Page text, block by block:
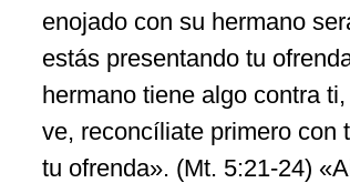
enojado con su hermano
estás presentando tu
hermano tiene algo contra
ve, reconcíliate primero con
tu ofrenda». (Mt. 5:21-24)